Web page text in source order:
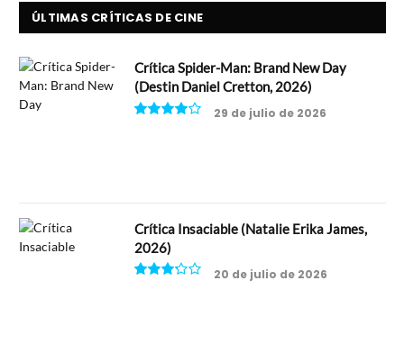
ÚLTIMAS CRÍTICAS DE CINE
Crítica Spider-Man: Brand New Day
(Destin Daniel Cretton, 2026)
29 de julio de 2026
Crítica Insaciable (Natalie Erika James,
2026)
20 de julio de 2026